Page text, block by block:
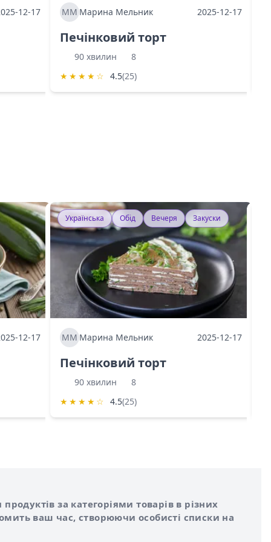
12-17 МММарина Мельник 2025-12-17
Печінковий торт
90 хвилин
8
★ ★ ★ ★ ☆ 4.5(25)
12-17
Українська Обід Вечеря Закуски
МММарина Мельник 2025-12-17
Печінковий торт
90 хвилин
8
★ ★ ★ ★ ☆ 4.5(25)
за категоріями товарів в різних
ваш час, створюючи особисті списки на